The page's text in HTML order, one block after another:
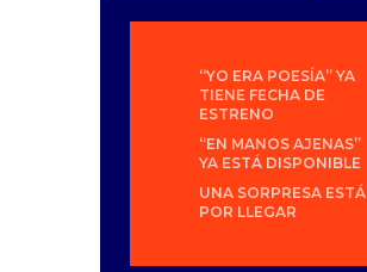
“YO ERA POESÍA” YA
TIENE FECHA DE
ESTRENO
“EN MANOS AJENAS”
YA ESTÁ DISPONIBLE
UNA SORPRESA ESTÁ
POR LLEGAR